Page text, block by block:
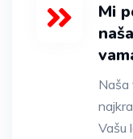
Mi
Naša
Vašu